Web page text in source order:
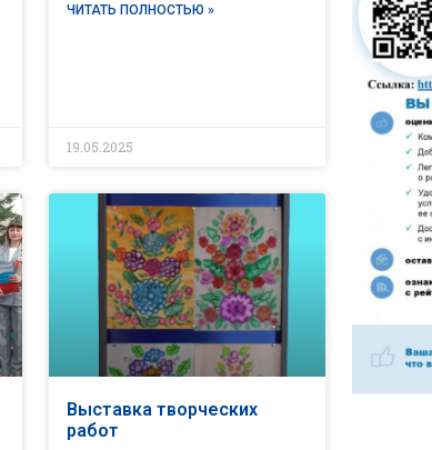
ЧИТАТЬ ПОЛНОСТЬЮ »
19.05.2025
Выставка творческих
работ